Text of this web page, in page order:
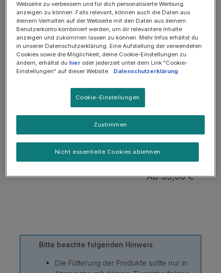
Diät-Alleinfuttermittel zur Unterstützung der Mobilität
JM Joint Mobility, Trockenfutter für Hunde
zur Unterstützung der Mobilität
Ab 35,00 € *
Bitte beachte folgenden Hinweis
Die Fütterung der Produkte sollte nur in
Webseite zu verbessern und für dich personalisierte Werbung
anzeigen zu können. Falls relevant, können auch die Daten aus
deinem Verhalten auf der Webseite mit den Daten aus deinem
Benutzerkonto kombiniert werden, um dir relevantere Inhalte
anzeigen und zukommen lassen zu können. Mehr Infos erhältst du
in unserer Datenschutzerklärung. Eine Aufstellung der verwendeten
Cookies sowie die Möglichkeit, deine Cookie-Einstellungen zu
ändern, erhältst du hier oder jederzeit unter dem Link "Cookie-
Einstellungen" auf dieser Website.
Datenschutzerklärung
Cookie-Einstellungen
Nicht essentielle Cookies ablehnen
Zustimmen